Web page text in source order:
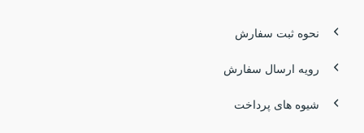
نحوه ثبت سفارش
رویه ارسال سفارش
شیوه های پرداخت